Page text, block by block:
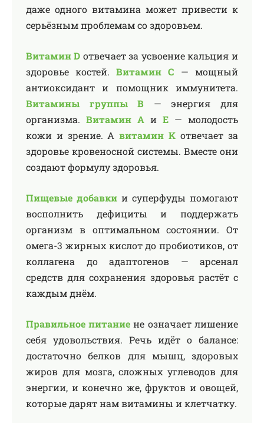
даже одного витамина может привести к
серьёзным проблемам со здоровьем.
Витамин D отвечает за усвоение кальция и
здоровье костей. Витамин C — мощный
антиоксидант и помощник иммунитета.
Витамины группы B — энергия для
организма. Витамин A и E — молодость
кожи и зрение. А витамин K отвечает за
здоровье кровеносной системы. Вместе они
создают формулу здоровья.
Пищевые добавки и суперфуды помогают
восполнить дефициты и поддержать
организм в оптимальном состоянии. От
омега-3 жирных кислот до пробиотиков, от
коллагена до адаптогенов — арсенал
средств для сохранения здоровья растёт с
каждым днём.
Правильное питание не означает лишение
себя удовольствия. Речь идёт о балансе:
достаточно белков для мышц, здоровых
жиров для мозга, сложных углеводов для
энергии, и конечно же, фруктов и овощей,
которые дарят нам витамины и клетчатку.